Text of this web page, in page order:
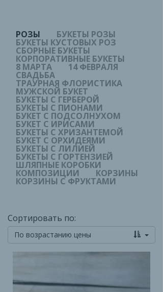
РОЗЫ БУКЕТЫ РОЗЫ
БУКЕТЫ КУСТОВЫХ РОЗ
СБОРНЫЕ БУКЕТЫ
КОРПОРАТИВНЫЕ БУКЕТЫ
8 МАРТА 14 ФЕВРАЛЯ
СВАДЬБА
ТРАУРНАЯ ФЛОРИСТИКА
МУЖСКОЙ БУКЕТ
БУКЕТЫ С ГЕРБЕРОЙ
БУКЕТЫ С ПИОНАМИ
БУКЕТ С ПОДСОЛНУХОМ
БУКЕТ С ИРИСАМИ
БУКЕТЫ С ХРИЗАНТЕМОЙ
БУКЕТ С ОРХИДЕЯМИ
БУКЕТЫ С ЛИЛИЕЙ
БУКЕТЫ С ГОРТЕНЗИЕЙ
ШЛЯПНЫЕ КОРОБКИ
КОМПОЗИЦИИ КОРЗИНЫ
КОРЗИНЫ С ФРУКТАМИ
Сортировать по:
По возрастанию цены